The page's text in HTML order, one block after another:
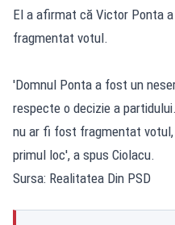
El a afirmat că Victor Ponta
fragmentat votul.
'Domnul Ponta a fost un
respecte o decizie a
nu ar fi fost fragmentat
primul loc', a spus Ciolacu.
Sursa: Realitatea Din PSD